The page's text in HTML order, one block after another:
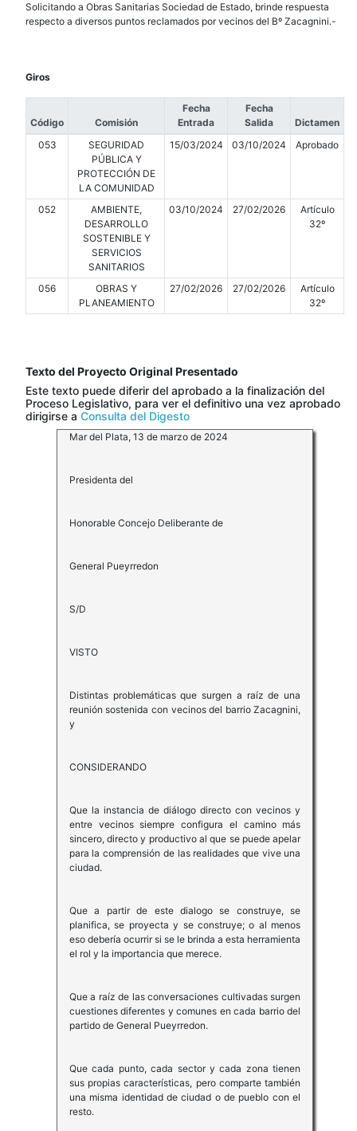
Solicitando a Obras Sanitarias Sociedad de Estado, brinde respuesta
respecto a diversos puntos reclamados por vecinos del Bº Zacagnini.-
Giros
Código Comisión
Fecha
Entrada
Fecha
Salida
Dictamen
053
SEGURIDAD
PÚBLICA Y
PROTECCIÓN DE
LA COMUNIDAD
15/03/2024 03/10/2024 Aprobado
052
AMBIENTE,
DESARROLLO
SOSTENIBLE Y
SERVICIOS
SANITARIOS
03/10/2024 27/02/2026
Artículo
32º
056
OBRAS Y
PLANEAMIENTO
27/02/2026 27/02/2026
Artículo
32º
Texto del Proyecto Original Presentado
Este texto puede diferir del aprobado a la finalización del
Proceso Legislativo, para ver el definitivo una vez aprobado
dirigirse a Consulta del Digesto
Mar del Plata, 13 de marzo de 2024
Presidenta del
Honorable Concejo Deliberante de
General Pueyrredon
S/D
VISTO
Distintas problemáticas que surgen a raíz de una
reunión sostenida con vecinos del barrio Zacagnini,
y
CONSIDERANDO
Que la instancia de diálogo directo con vecinos y
entre vecinos siempre configura el camino más
sincero, directo y productivo al que se puede apelar
para la comprensión de las realidades que vive una
ciudad.
Que a partir de este dialogo se construye, se
planifica, se proyecta y se construye; o al menos
eso debería ocurrir si se le brinda a esta herramienta
el rol y la importancia que merece.
Que a raíz de las conversaciones cultivadas surgen
cuestiones diferentes y comunes en cada barrio del
partido de General Pueyrredon.
Que cada punto, cada sector y cada zona tienen
sus propias características, pero comparte también
una misma identidad de ciudad o de pueblo con el
resto.